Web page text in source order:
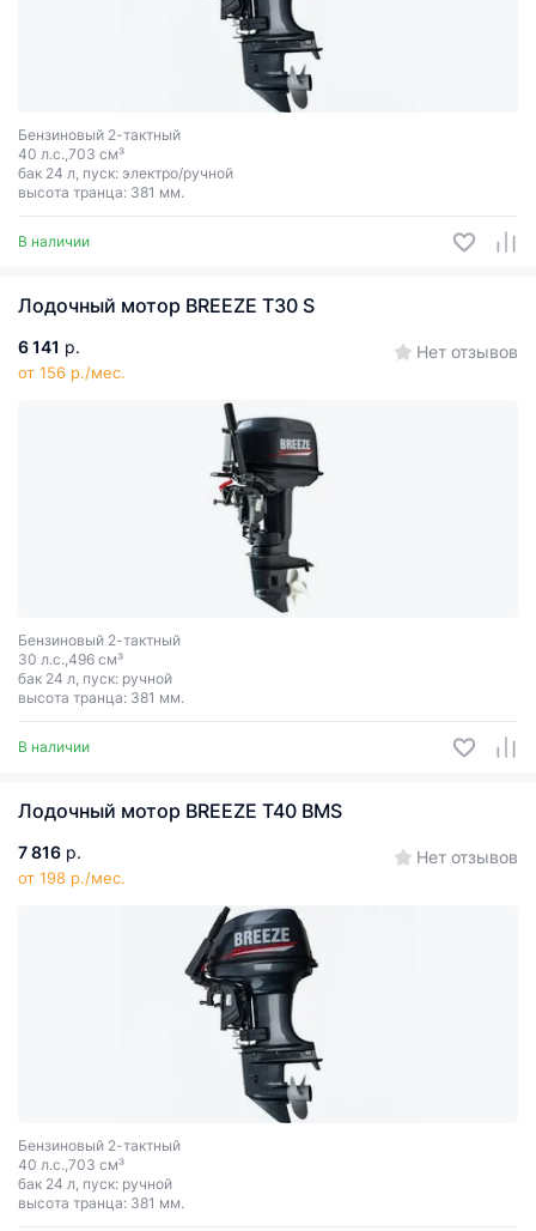
Бензиновый 2-тактный
40 л.с.,703 см³
бак 24 л, пуск: электро/ручной
высота транца: 381 мм.
В наличии
Лодочный мотор BREEZE T30 S
6 141 р.
от 156 р./мес.
Нет отзывов
Бензиновый 2-тактный
30 л.с.,496 см³
бак 24 л, пуск: ручной
высота транца: 381 мм.
В наличии
Лодочный мотор BREEZE T40 BMS
7 816 р.
от 198 р./мес.
Нет отзывов
Бензиновый 2-тактный
40 л.с.,703 см³
бак 24 л, пуск: ручной
высота транца: 381 мм.